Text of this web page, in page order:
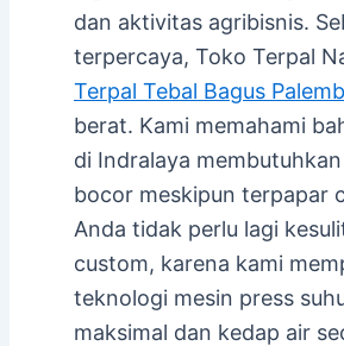
dan aktivitas agribisnis.
terpercaya, Toko Terpal
Terpal Tebal Bagus
berat. Kami memahami
di Indralaya membutuhkan
bocor meskipun terpapar
Anda tidak perlu lagi
custom, karena kami
teknologi mesin press
maksimal dan kedap air